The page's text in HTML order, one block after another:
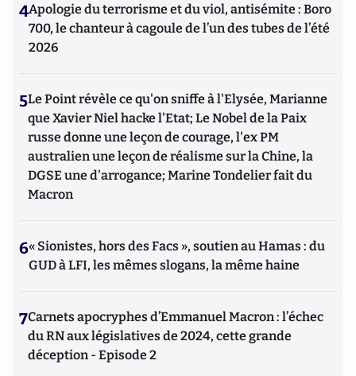
4Apologie du terrorisme et du viol, antisémite : Boro
700, le chanteur à cagoule de l’un des tubes de l’été
2026
5Le Point révèle ce qu'on sniffe à l'Elysée, Marianne
que Xavier Niel hacke l'Etat; Le Nobel de la Paix
russe donne une leçon de courage, l'ex PM
australien une leçon de réalisme sur la Chine, la
DGSE une d'arrogance; Marine Tondelier fait du
Macron
6« Sionistes, hors des Facs », soutien au Hamas : du
GUD à LFI, les mêmes slogans, la même haine
7Carnets apocryphes d’Emmanuel Macron : l’échec
du RN aux législatives de 2024, cette grande
déception - Episode 2